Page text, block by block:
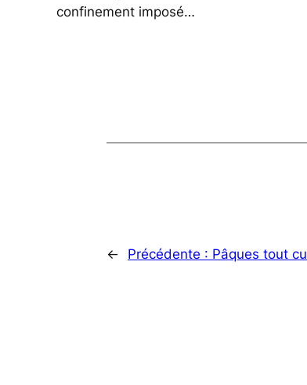
confinement imposé…
← Précédente : Pâques tout